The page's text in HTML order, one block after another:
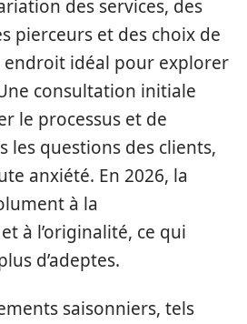
des services, des
pierceurs et des choix de
idéal pour explorer
consultation initiale
le processus et de
les questions des clients,
anxiété. En 2026, la
à la
à l’originalité, ce qui
d’adeptes.
saisonniers, tels